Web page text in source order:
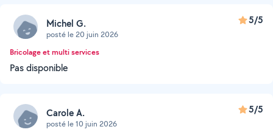
Michel G.
posté le 20 juin 2026
5/5
Bricolage et multi services
Pas disponible
Carole A.
posté le 10 juin 2026
5/5